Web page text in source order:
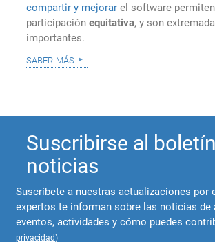
compartir y mejorar el software
participaciónequitativa, y son
importantes.
saber más
Suscribirse al
noticias
Suscríbete a nuestras actualizaciones por
expertos te informan sobre las noticias de
eventos, actividades y cómo puedes
privacidad)